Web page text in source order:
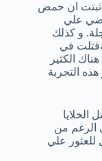
ان حمض
يقضي علي
و كذلك
في
الكثير
التجربة
الخلايا
الرغم من
للعثور علي